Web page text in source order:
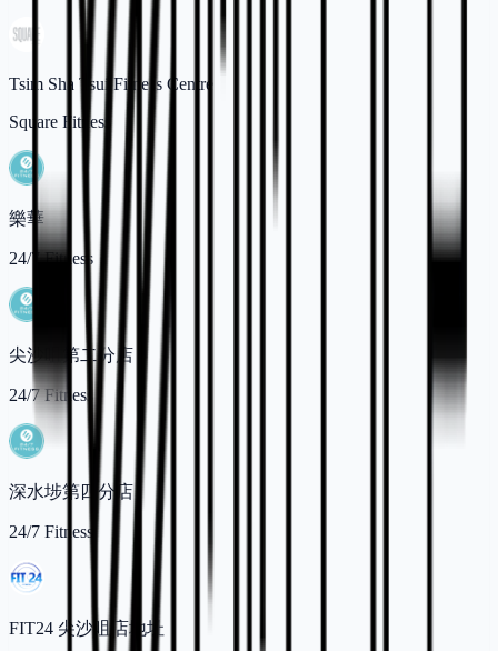
Tsim Sha Tsui Fitness Centre
Square Fitness
樂華
24/7 Fitness
尖沙咀第二分店
24/7 Fitness
深水埗第四分店
24/7 Fitness
FIT24 尖沙咀店地址